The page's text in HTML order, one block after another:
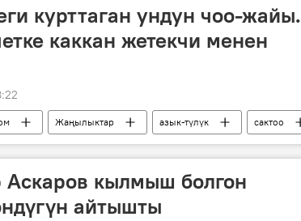
курттаган ундун чоо-жайы.
каккан жетекчи менен
Жаңылыктар азык-түлүк
сактоо
ун
Аскаров кылмыш болгон
айтышты